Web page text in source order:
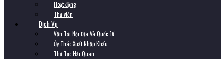
Hoạt động
Thư viện
Dịch Vụ
Vận Tải Nội Địa Và Quốc Tế
Ủy Thác Xuất Nhập Khẩu
Thủ Tục Hải Quan